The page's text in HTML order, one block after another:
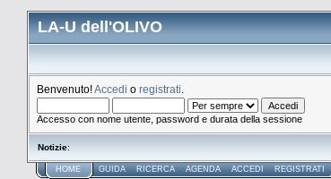
LA-U dell'OLIVO
Benvenuto!Accedi o registrati
Accesso con nome utente, password e durata della sessione
Notizie:
HOME GUIDA RICERCA AGENDA ACCEDI REGISTRATI